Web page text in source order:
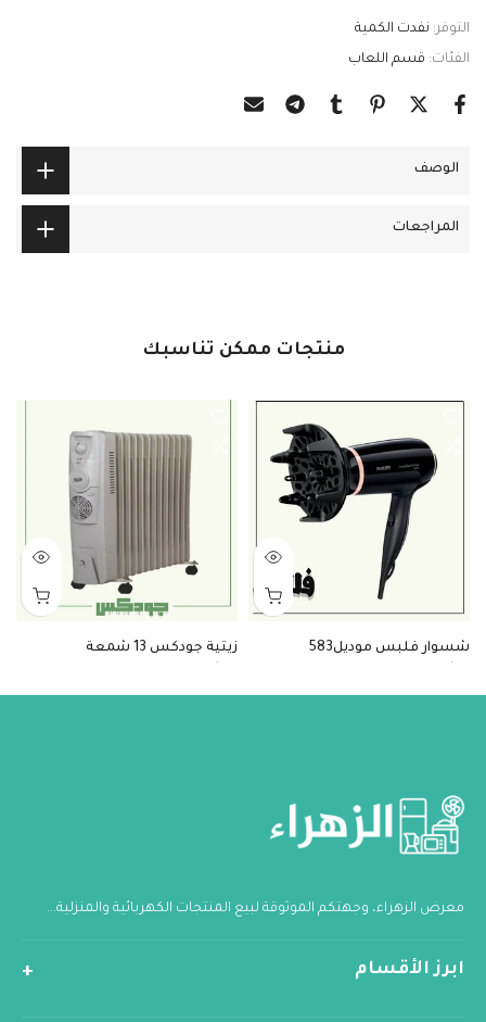
التوفر: نفدت الكمية
الفئات: قسم اللعاب
الوصف
المراجعات
منتجات ممكن تناسبك
شسوار فلبس موديل583
زيتية جودكس 13 شمعة
معرض الزهراء، وجهتكم الموثوقة لبيع المنتجات الكهربائية والمنزلية...
ابرز الأقسام